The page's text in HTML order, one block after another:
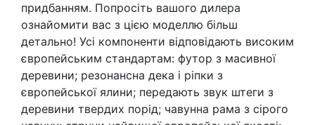
придбанням. Попросіть вашого дилера
ознайомити вас з цією моделлю більш
детально! Усі компоненти відповідають високим
європейським стандартам: футор з масивної
деревини; резонансна дека і ріпки з
європейської ялини; передають звук штеги з
деревини твердих порід; чавунна рама з сірого